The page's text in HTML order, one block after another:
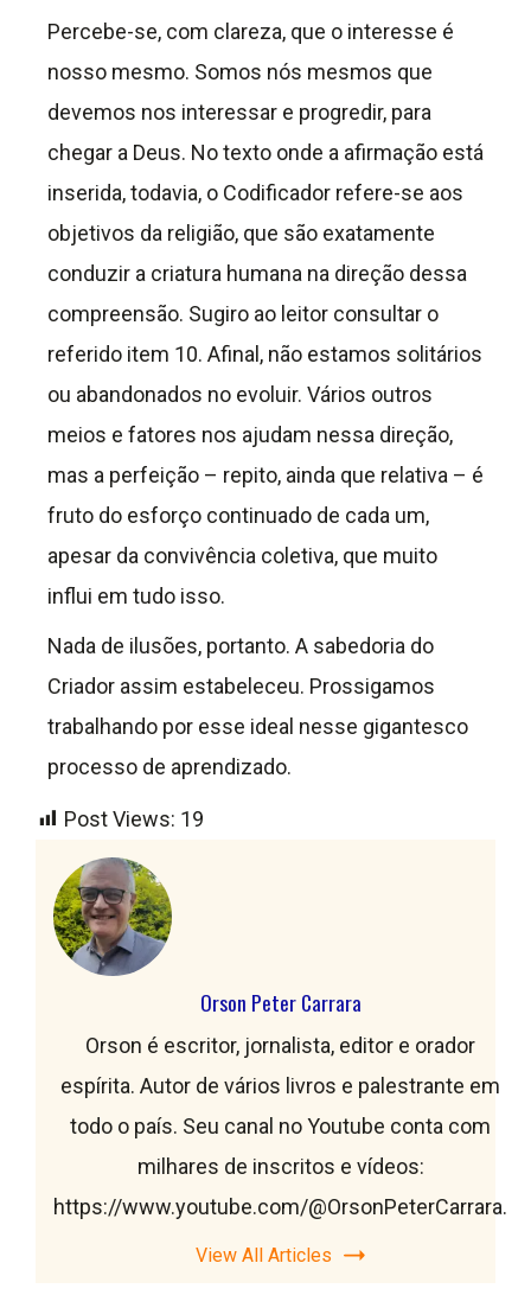
Percebe-se, com clareza, que o interesse é
nosso mesmo. Somos nós mesmos que
devemos nos interessar e progredir, para
chegar a Deus. No texto onde a afirmação está
inserida, todavia, o Codificador refere-se aos
objetivos da religião, que são exatamente
conduzir a criatura humana na direção dessa
compreensão. Sugiro ao leitor consultar o
referido item 10. Afinal, não estamos solitários
ou abandonados no evoluir. Vários outros
meios e fatores nos ajudam nessa direção,
mas a perfeição – repito, ainda que relativa – é
fruto do esforço continuado de cada um,
apesar da convivência coletiva, que muito
influi em tudo isso.
Nada de ilusões, portanto. A sabedoria do
Criador assim estabeleceu. Prossigamos
trabalhando por esse ideal nesse gigantesco
processo de aprendizado.
Post Views: 19
Orson Peter Carrara
Orson é escritor, jornalista, editor e orador
espírita. Autor de vários livros e palestrante em
todo o país. Seu canal no Youtube conta com
milhares de inscritos e vídeos:
https://www.youtube.com/@OrsonPeterCarrara.
View All Articles